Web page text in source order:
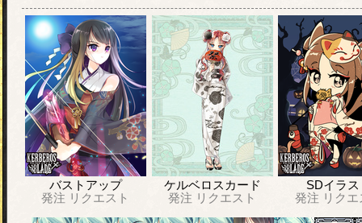
バストアップ
発注 リクエスト
ケルベロスカード
発注 リクエスト
SDイラス
発注 リク